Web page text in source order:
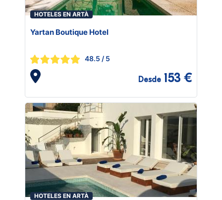
HOTELES EN ARTÀ
Yartan Boutique Hotel
48.5 / 5
Desde 153 €
HOTELES EN ARTÀ